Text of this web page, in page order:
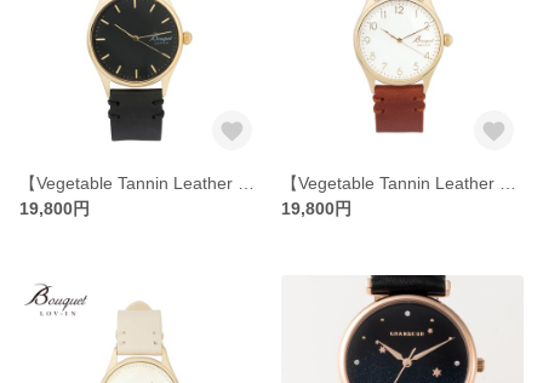
19,800円
19,800円